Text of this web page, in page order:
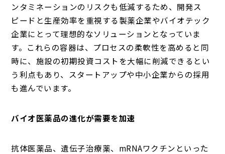
ンタミネーションのリスクも低減するため、開発ス
ピードと生産効率を重視する製薬企業やバイオテック
企業にとって理想的なソリューションとなっていま
す。これらの容器は、プロセスの柔軟性を高めると同
時に、施設の初期投資コストを大幅に削減できるとい
う利点もあり、スタートアップや中小企業からの採用
も進んでいます。
バイオ医薬品の進化が需要を加速
抗体医薬品、遺伝子治療薬、mRNAワクチンといった